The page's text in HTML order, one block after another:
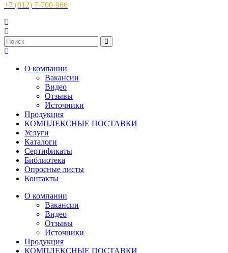
+7 (812) 7-700-966
О компании
Вакансии
Видео
Отзывы
Источники
Продукция
КОМПЛЕКСНЫЕ ПОСТАВКИ
Услуги
Каталоги
Сертификаты
Библиотека
Опросные листы
Контакты
О компании
Вакансии
Видео
Отзывы
Источники
Продукция
КОМПЛЕКСНЫЕ ПОСТАВКИ